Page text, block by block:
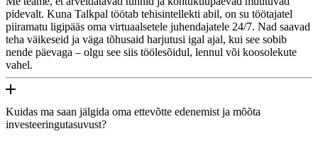
pidevalt. Kuna Talkpal töötab tehisintellekti abil, on su töötajatel
piiramatu ligipääs oma virtuaalsetele juhendajatele 24/7. Nad saavad
teha väikeseid ja väga tõhusaid harjutusi igal ajal, kui see sobib
nende päevaga – olgu see siis töölesõidul, lennul või koosolekute
vahel.
Kuidas ma saan jälgida oma ettevõtte edenemist ja mõõta
investeeringutasuvust?